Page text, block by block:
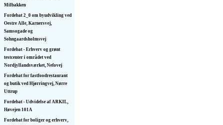
Milbakken
Fordebat 2_0 om byudvikling ved
Oestre Alle, Karnersvej,
Samsogade og
Sohngaardsholmsvej
Fordebat - Erhverv og grønt
testcenter i området ved
Nordjyllandsværket, Nefovej
Fordebat for fastfoodrestaurant
og butik ved Hjørringvej, Nørre
Uttrup
Fordebat - Udvidelse af ARKIL,
Høvejen 101A
Fordebat for boliger og erhverv,